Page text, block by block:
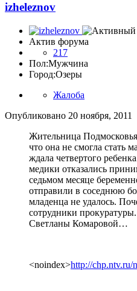
izheleznov
Актив форума
217
Пол:Мужчина
Город:Озеры
Жалоба
Опубликовано 20 ноября, 2011
Жительница
что она не смогла стать
ждала четвертого
медики отказались
седьмом месяце
отправили в соседнюю
младенца не удалось.
сотрудники
Светланы Комаровой…
<noindex>http://chp.ntv.ru/